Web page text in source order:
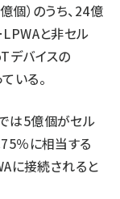
個）のうち、24億
と非セル
デバイスの
いる。
は5億個がセル
％に相当する
に接続されると